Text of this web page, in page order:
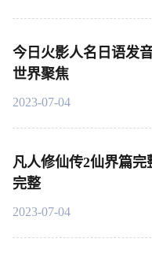
今日火影人名日语发
世界聚焦
2023-07-04
凡人修仙传2仙界篇
完整
2023-07-04